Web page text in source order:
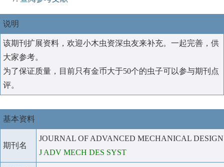
说明
该期刊扩展资料，欢迎小木虫资深虫友来补充。一起完善，供
大家参考。
为了保证质量，目前只有金币大于50个的虫子可以参与期刊点
评。
基本资料
期刊名
JOURNAL OF ADVANCED MECHANICAL
J ADV MECH DES SYST